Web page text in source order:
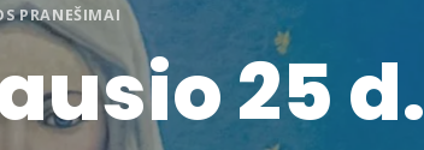
PRANEŠIMAI
25 d.